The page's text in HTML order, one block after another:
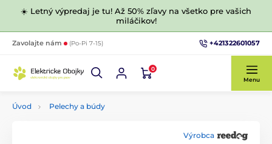
☀️ Letný výpredaj je tu! Až 50% zľavy na všetko pre vašich
miláčikov!
Zavolajte nám (Po-Pi 7-15) +421322601057
0
Menu
Úvod Pelechy a búdy
Výrobca